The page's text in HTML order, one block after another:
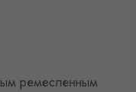
ремесленным